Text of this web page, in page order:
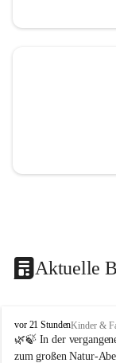
Aktuelle
F
e
l
vor 21 StundenKinder &
🌿🍃 In der
zum großen Natur-